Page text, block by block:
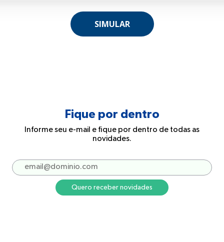
Fique por dentro
Informe seu e-mail e fique por dentro de todas as
novidades.
Quero receber novidades